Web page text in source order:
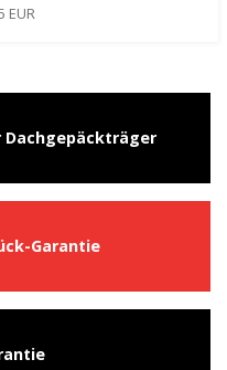
EUR
Dachgepäckträger
Garantie